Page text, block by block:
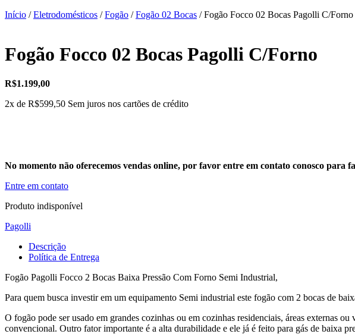
Início /Eletrodomésticos /Fogão /Fogão 02 Bocas / Fogão Focco 02 Bocas Pagolli C/Forno
Fogão Focco 02 Bocas Pagolli C/Forno
R$1.199,00
2x de R$599,50 Sem juros nos cartões de crédito
No momento não oferecemos vendas online, por favor entre em contato conosco para
Entre em contato
Produto indisponível
Pagolli
Descrição
Política de Entrega
Fogão Pagolli Focco 2 Bocas Baixa Pressão Com Forno Semi Industrial,
Para quem busca investir em um equipamento Semi industrial este fogão com 2 bocas de
O fogão pode ser usado em grandes cozinhas ou em cozinhas residenciais, áreas externas
convencional. Outro fator importante é a alta durabilidade e ele já é feito para gás de baixa